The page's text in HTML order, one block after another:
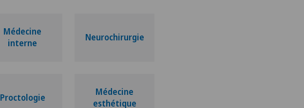
Médecine
interne
Neurochirurgie
Proctologie
Médecine
esthétique